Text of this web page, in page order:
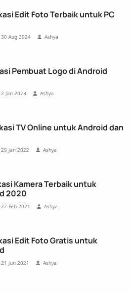
Edit Foto Terbaik untuk PC
30 Aug 2024 Ashya
Pembuat Logo di Android
2 Jan 2023 Ashya
TV Online untuk Android dan
29 Jan 2022 Ashya
Kamera Terbaik untuk
2020
22 Feb 2021 Ashya
Edit Foto Gratis untuk
21 Jun 2021 Ashya